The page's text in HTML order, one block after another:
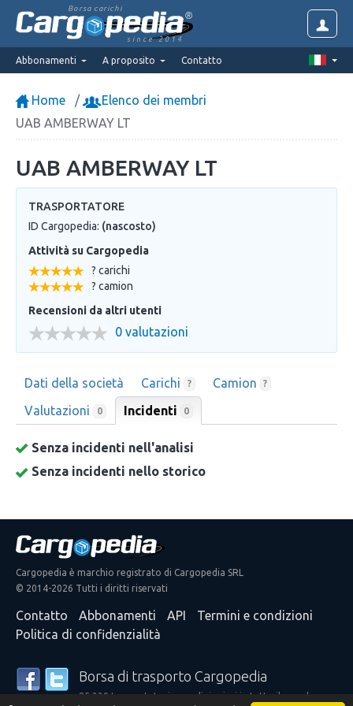
Borsa carichi
since 2014
Abbonamenti A proposito Contatto
Home
Elenco dei membri
UAB AMBERWAY LT
UAB AMBERWAY LT
TRASPORTATORE
ID Cargopedia: (nascosto)
Attività su Cargopedia
? carichi
? camion
Recensioni da altri utenti
0 valutazioni
Dati della società Carichi ? Camion ?
Valutazioni 0 Incidenti 0
Senza incidenti nell'analisi
Senza incidenti nello storico
Cargopedia è marchio registrato di Cargopedia SRL
© 2014-2026 Tutti i diritti riservati
Contatto Abbonamenti API
Termini e condizioni
Politica di confidenzialità
Borsa di trasporto Cargopedia
25.339 trasportatori e spedizionieri in tutto il mondo